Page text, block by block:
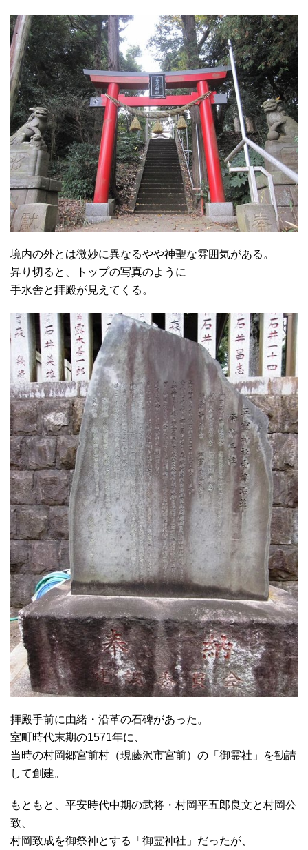
境内の外とは微妙に異なるやや神聖な雰囲気がある。
昇り切ると、トップの写真のように
手水舎と拝殿が見えてくる。
拝殿手前に由緒・沿革の石碑があった。
室町時代末期の1571年に、
当時の村岡郷宮前村（現藤沢市宮前）の「御霊社」を勧請
して創建。
もともと、平安時代中期の武将・村岡平五郎良文と村岡公
致、
村岡致成を御祭神とする「御霊神社」だったが、